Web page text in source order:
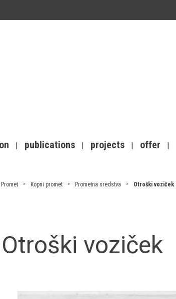
publications projects offer
Promet Kopni promet Prometna sredstva Otroški voziček
Otroški voziček